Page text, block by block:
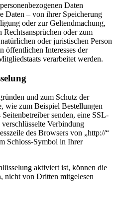
Daten
Daten – von ihrer Speicherung
oder zur Geltendmachung,
oder zum
oder juristischen Person
öffentlichen Interesses der
verarbeitet werden.
und zum Schutz der
wie zum Beispiel Bestellungen
senden, eine SSL-
Verbindung
des Browsers von „http://“
Schloss-Symbol in Ihrer
aktiviert ist, können die
nicht von Dritten mitgelesen